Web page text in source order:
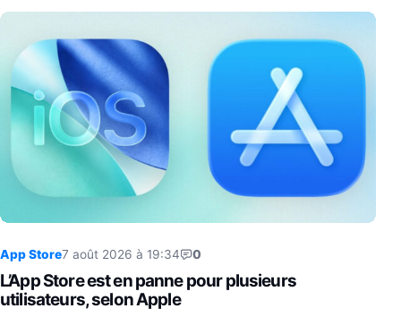
App Store7 août 2026 à 19:34 0
L’App Store est en panne pour plusieurs
utilisateurs, selon Apple